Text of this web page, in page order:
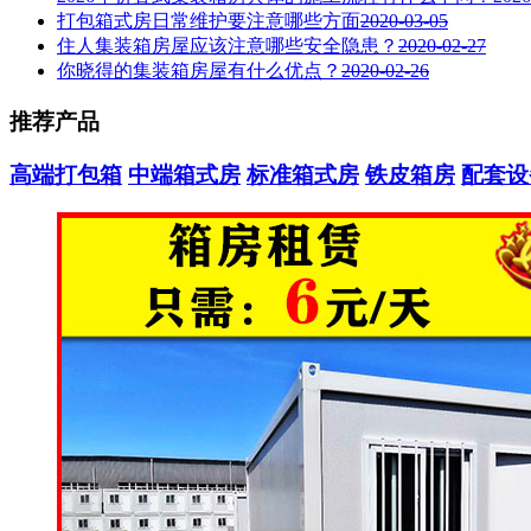
打包箱式房日常维护要注意哪些方面2020-03-05
住人集装箱房屋应该注意哪些安全隐患？ 2020-02-27
你晓得的集装箱房屋有什么优点？ 2020-02-26
推荐产品
高端打包箱 中端箱式房 标准箱式房 铁皮箱房 配套